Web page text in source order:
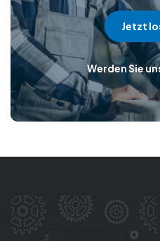
Jetzt
Werden Sie